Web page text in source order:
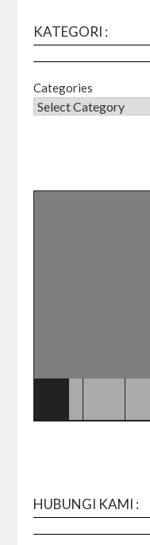
KATEGORI :
Categories
HUBUNGI KAMI :